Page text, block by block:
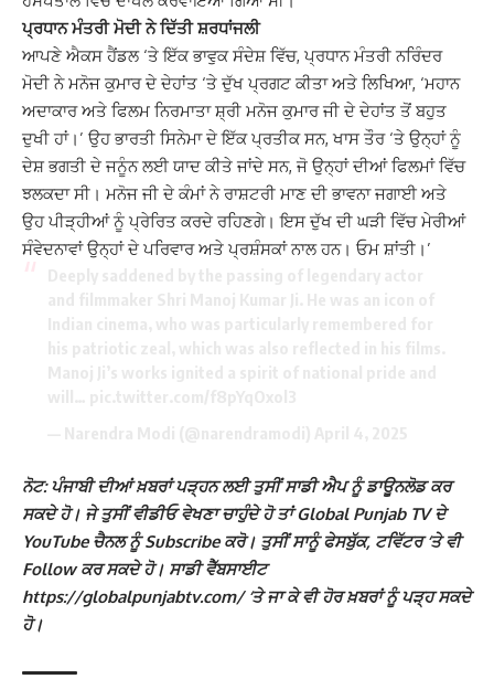
ਪ੍ਰਧਾਨ ਮੰਤਰੀ ਮੋਦੀ ਨੇ ਦਿੱਤੀ ਸ਼ਰਧਾਂਜਲੀ
ਆਪਣੇ ਐਕਸ ਹੈਂਡਲ ‘ਤੇ ਇੱਕ ਭਾਵੁਕ ਸੰਦੇਸ਼ ਵਿੱਚ, ਪ੍ਰਧਾਨ ਮੰਤਰੀ ਨਰਿੰਦਰ
ਮੋਦੀ ਨੇ ਮਨੋਜ ਕੁਮਾਰ ਦੇ ਦੇਹਾਂਤ ‘ਤੇ ਦੁੱਖ ਪ੍ਰਗਟ ਕੀਤਾ ਅਤੇ ਲਿਖਿਆ, ‘ਮਹਾਨ
ਅਦਾਕਾਰ ਅਤੇ ਫਿਲਮ ਨਿਰਮਾਤਾ ਸ਼੍ਰੀ ਮਨੋਜ ਕੁਮਾਰ ਜੀ ਦੇ ਦੇਹਾਂਤ ਤੋਂ ਬਹੁਤ
ਦੁਖੀ ਹਾਂ।’ ਉਹ ਭਾਰਤੀ ਸਿਨੇਮਾ ਦੇ ਇੱਕ ਪ੍ਰਤੀਕ ਸਨ, ਖਾਸ ਤੌਰ ‘ਤੇ ਉਨ੍ਹਾਂ ਨੂੰ
ਦੇਸ਼ ਭਗਤੀ ਦੇ ਜਨੂੰਨ ਲਈ ਯਾਦ ਕੀਤੇ ਜਾਂਦੇ ਸਨ, ਜੋ ਉਨ੍ਹਾਂ ਦੀਆਂ ਫਿਲਮਾਂ ਵਿੱਚ
ਝਲਕਦਾ ਸੀ। ਮਨੋਜ ਜੀ ਦੇ ਕੰਮਾਂ ਨੇ ਰਾਸ਼ਟਰੀ ਮਾਣ ਦੀ ਭਾਵਨਾ ਜਗਾਈ ਅਤੇ
ਉਹ ਪੀੜ੍ਹੀਆਂ ਨੂੰ ਪ੍ਰੇਰਿਤ ਕਰਦੇ ਰਹਿਣਗੇ। ਇਸ ਦੁੱਖ ਦੀ ਘੜੀ ਵਿੱਚ ਮੇਰੀਆਂ
ਸੰਵੇਦਨਾਵਾਂ ਉਨ੍ਹਾਂ ਦੇ ਪਰਿਵਾਰ ਅਤੇ ਪ੍ਰਸ਼ੰਸਕਾਂ ਨਾਲ ਹਨ। ਓਮ ਸ਼ਾਂਤੀ।’
ਨੋਟ: ਪੰਜਾਬੀ ਦੀਆਂ ਖ਼ਬਰਾਂ ਪੜ੍ਹਨ ਲਈ ਤੁਸੀਂ ਸਾਡੀ ਐਪ ਨੂੰ ਡਾਊਨਲੋਡ ਕਰ
ਸਕਦੇ ਹੋ। ਜੇ ਤੁਸੀਂ ਵੀਡੀਓ ਵੇਖਣਾ ਚਾਹੁੰਦੇ ਹੋ ਤਾਂ Global Punjab TV ਦੇ
YouTube ਚੈਨਲ ਨੂੰ Subscribe ਕਰੋ। ਤੁਸੀਂ ਸਾਨੂੰ ਫੇਸਬੁੱਕ, ਟਵਿੱਟਰ ‘ਤੇ ਵੀ
Follow ਕਰ ਸਕਦੇ ਹੋ। ਸਾਡੀ ਵੈੱਬਸਾਈਟ
https://globalpunjabtv.com/ ‘ਤੇ ਜਾ ਕੇ ਵੀ ਹੋਰ ਖ਼ਬਰਾਂ ਨੂੰ ਪੜ੍ਹ ਸਕਦੇ
ਹੋ।